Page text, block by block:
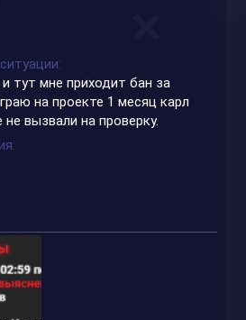
тут мне приходит бан за
на проекте 1 месяц карл
вызвали на проверку.